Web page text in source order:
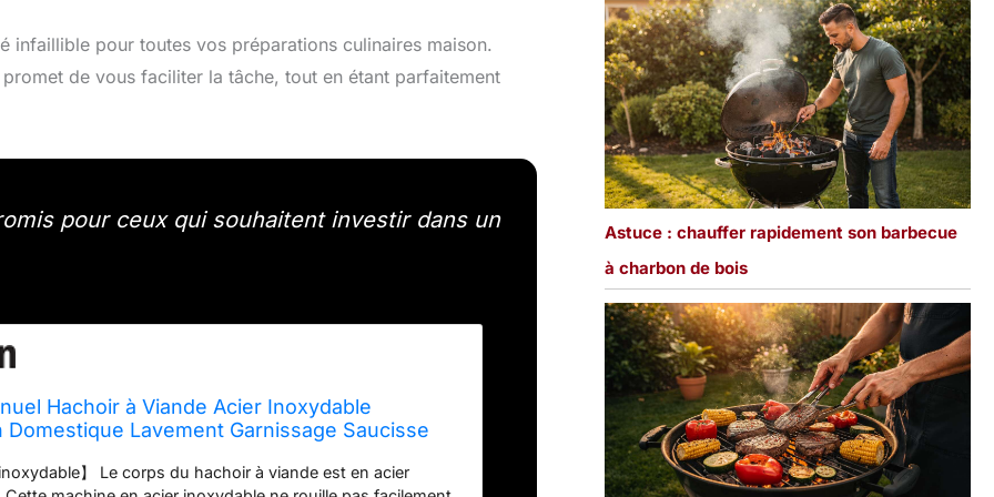
infaillible pour toutes vos préparations culinaires maison.
de vous faciliter la tâche, tout en étant parfaitement
pour ceux qui souhaitent investir dans un
Hachoir à Viande Acier Inoxydable
Domestique Lavement Garnissage Saucisse
inoxydable】 Le corps du hachoir à viande est en acier
Astuce : chauffer rapidement son barbecue
à charbon de bois